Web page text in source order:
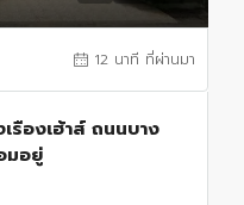
12 นาที ที่ผ่านมา
รืองเฮ้าส์ ถนนบาง
มอยู่